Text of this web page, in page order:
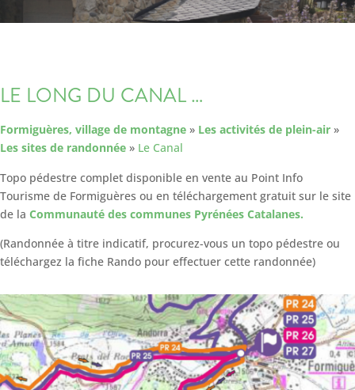
LE LONG DU CANAL …
Formiguères, village de montagne » Les activités de plein-air »
Les sites de randonnée » Le Canal
​Topo pédestre complet disponible en vente au Point Info
Tourisme de Formiguères ou en téléchargement gratuit sur le site
de la Communauté des communes Pyrénées Catalanes.
(Randonnée à titre indicatif, procurez-vous un topo pédestre ou
téléchargez la fiche Rando pour effectuer cette randonnée)